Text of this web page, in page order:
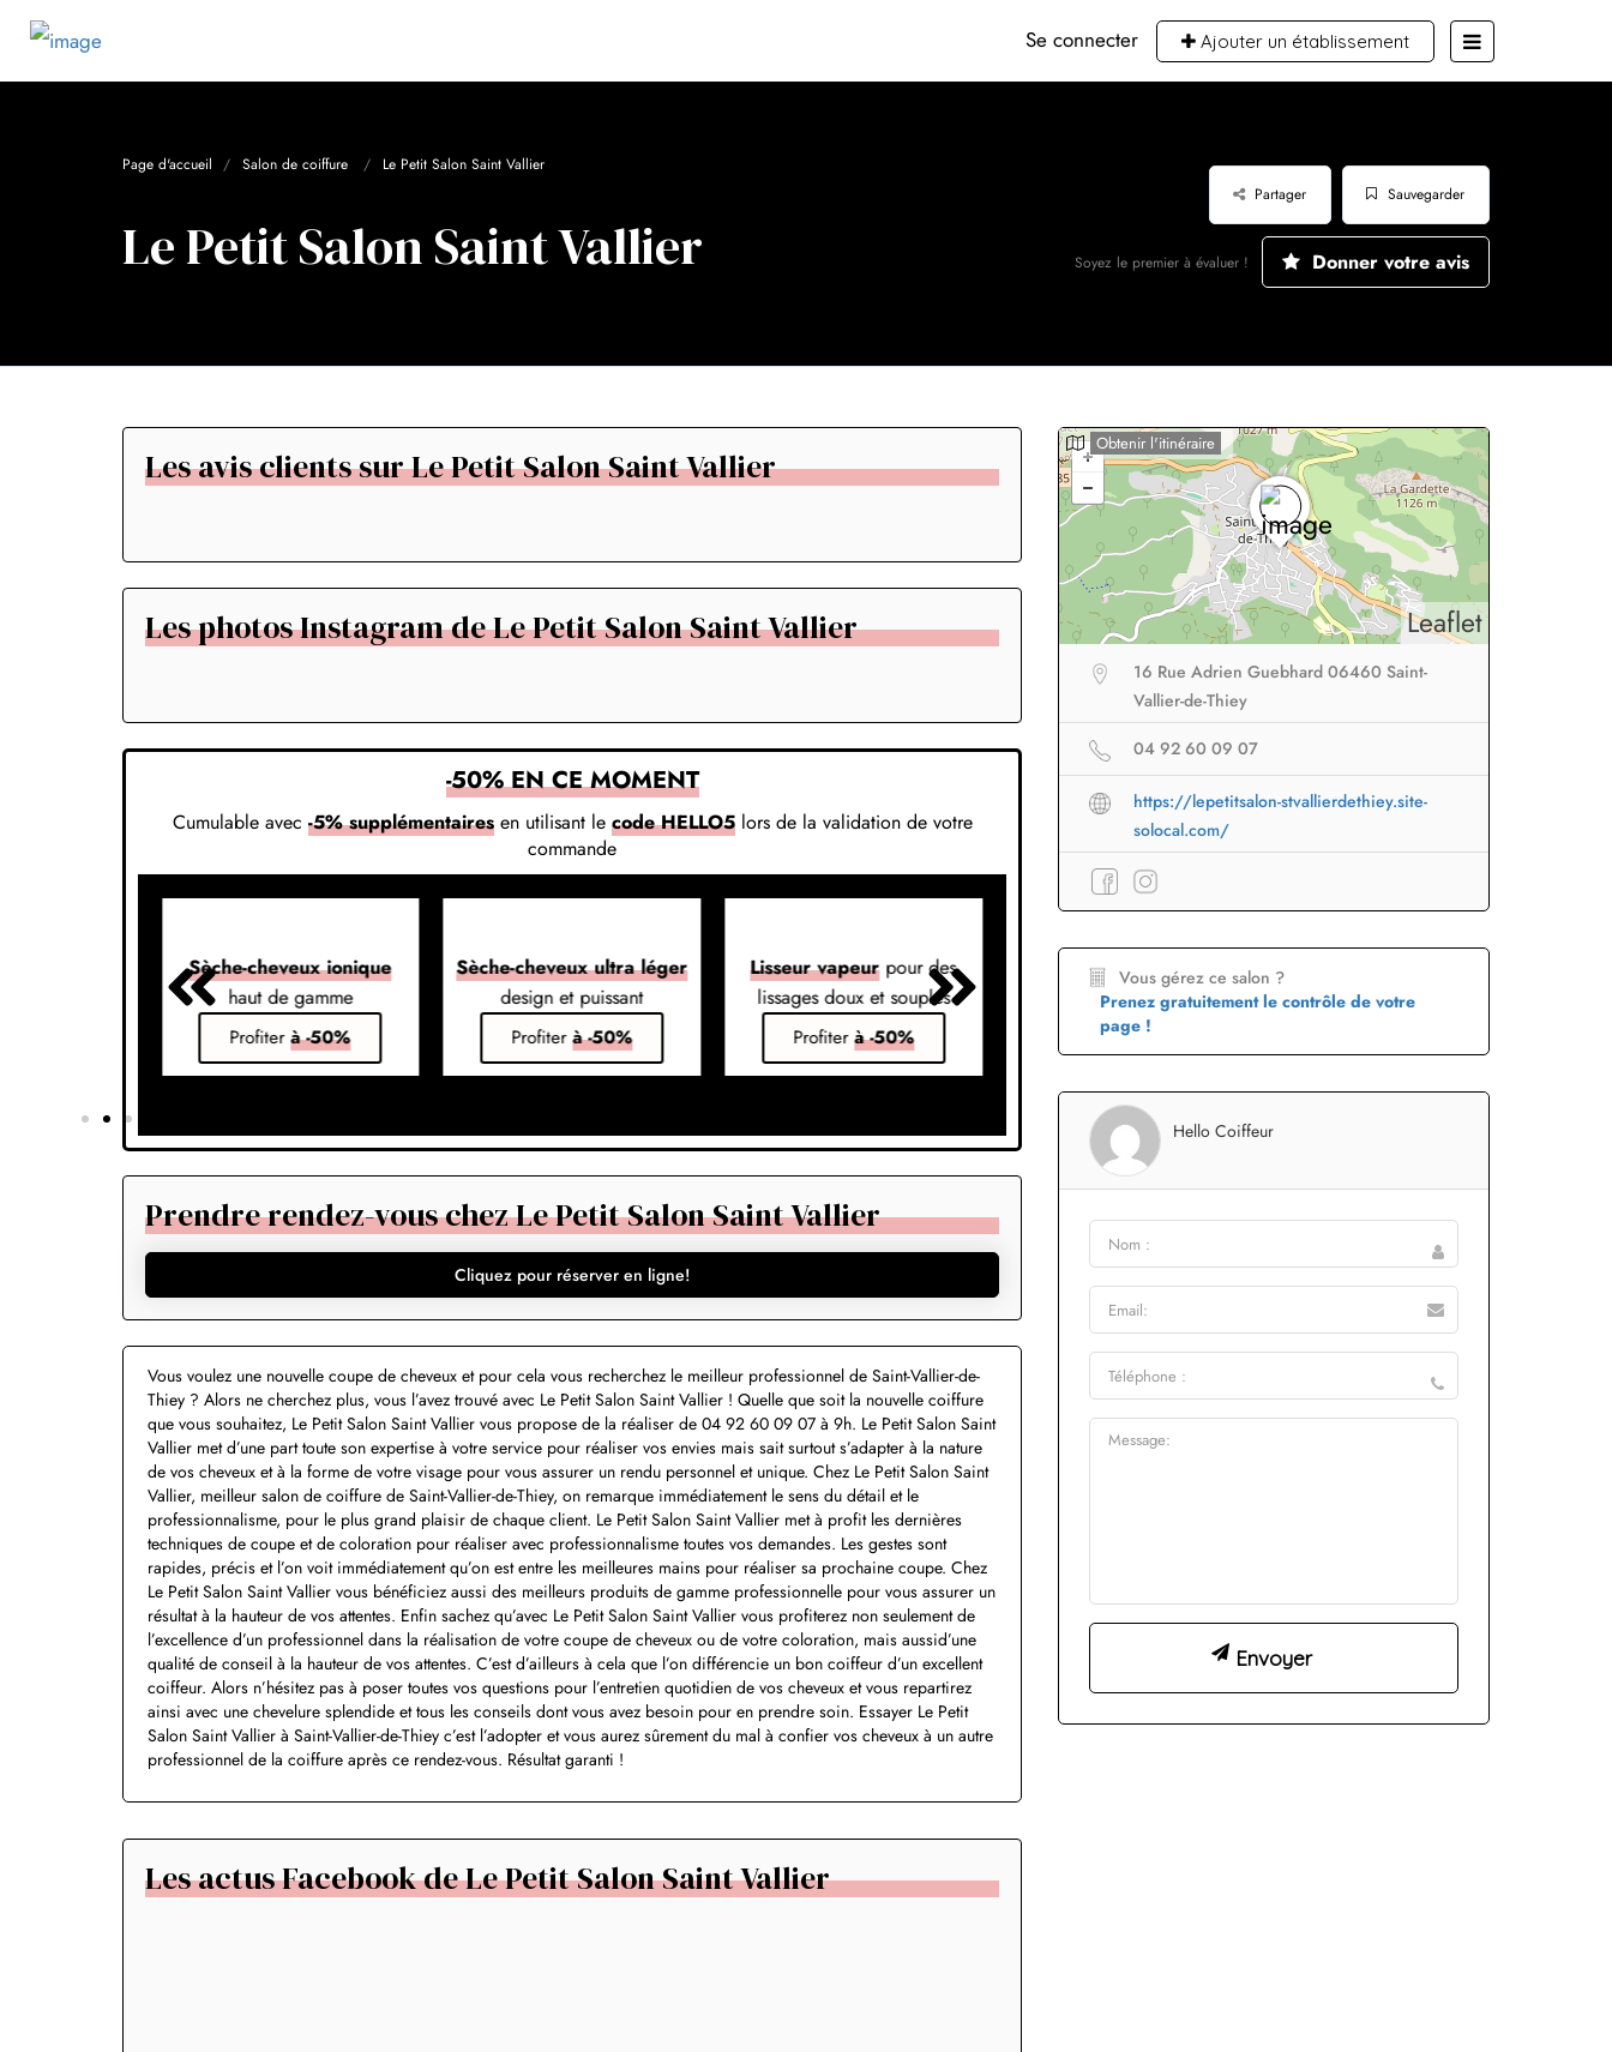
Se connecter Ajouter un établissement
Page d'accueil Salon de coiffure Le Petit Salon Saint Vallier
Le Petit Salon Saint Vallier
Sauvegarder
Partager
Soyez le premier à évaluer ! Donner votre avis
Les avis clients sur Le Petit Salon Saint Vallier
Les photos Instagram de Le Petit Salon Saint Vallier
-50% EN CE MOMENT
Cumulable avec -5% supplémentairesen utilisant le code HELLO5lors de la validation de votre
commande
Sèche-cheveux ionique
haut de gamme
Profiterà -50%
Sèche-cheveux ultra léger
design et puissant
Profiterà -50%
Lisseur vapeurpour des
lissages doux et souples
Profiterà -50%
Lisseur sans fil
facile à
emporter en voyage
Profiterà -50%
lissage ultra rapide
Prendre rendez-vous chez Le Petit Salon Saint Vallier
Cliquez pour réserver en ligne!
Vous voulez une nouvelle coupe de cheveux et pour cela vous recherchez le meilleur professionnel de Saint-Vallier-de-
Thiey ? Alors ne cherchez plus, vous l’avez trouvé avec Le Petit Salon Saint Vallier ! Quelle que soit la nouvelle coiffure
que vous souhaitez, Le Petit Salon Saint Vallier vous propose de la réaliser de 04 92 60 09 07 à 9h. Le Petit Salon Saint
Vallier met d’une part toute son expertise à votre service pour réaliser vos envies mais sait surtout s’adapter à la nature
de vos cheveux et à la forme de votre visage pour vous assurer un rendu personnel et unique. Chez Le Petit Salon Saint
Vallier, meilleur salon de coiffure de Saint-Vallier-de-Thiey, on remarque immédiatement le sens du détail et le
professionnalisme, pour le plus grand plaisir de chaque client. Le Petit Salon Saint Vallier met à profit les dernières
techniques de coupe et de coloration pour réaliser avec professionnalisme toutes vos demandes. Les gestes sont
rapides, précis et l’on voit immédiatement qu’on est entre les meilleures mains pour réaliser sa prochaine coupe. Chez
Le Petit Salon Saint Vallier vous bénéficiez aussi des meilleurs produits de gamme professionnelle pour vous assurer un
résultat à la hauteur de vos attentes. Enfin sachez qu’avec Le Petit Salon Saint Vallier vous profiterez non seulement de
l’excellence d’un professionnel dans la réalisation de votre coupe de cheveux ou de votre coloration, mais aussid’une
qualité de conseil à la hauteur de vos attentes. C’est d’ailleurs à cela que l’on différencie un bon coiffeur d’un excellent
coiffeur. Alors n’hésitez pas à poser toutes vos questions pour l’entretien quotidien de vos cheveux et vous repartirez
ainsi avec une chevelure splendide et tous les conseils dont vous avez besoin pour en prendre soin. Essayer Le Petit
Salon Saint Vallier à Saint-Vallier-de-Thiey c’est l’adopter et vous aurez sûrement du mal à confier vos cheveux à un autre
professionnel de la coiffure après ce rendez-vous. Résultat garanti !
Les actus Facebook de Le Petit Salon Saint Vallier
Leaflet
Obtenir l'itinéraire
16 Rue Adrien Guebhard 06460 Saint-
Vallier-de-Thiey
04 92 60 09 07
https://lepetitsalon-stvallierdethiey.site-
solocal.com/
Vous gérez ce salon ?
Prenez gratuitement le contrôle de votre
page !
Hello Coiffeur